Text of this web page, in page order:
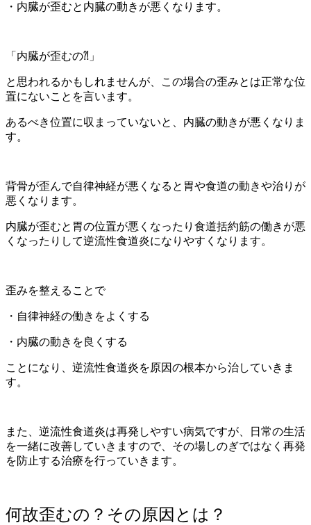
・内臓が歪むと内臓の動きが悪くなります。
「内臓が歪むの⁈」
と思われるかもしれませんが、この場合の歪みとは正常な位
置にないことを言います。
あるべき位置に収まっていないと、内臓の動きが悪くなりま
す。
背骨が歪んで自律神経が悪くなると胃や食道の動きや治りが
悪くなります。
内臓が歪むと胃の位置が悪くなったり食道括約筋の働きが悪
くなったりして逆流性食道炎になりやすくなります。
歪みを整えることで
・自律神経の働きをよくする
・内臓の動きを良くする
ことになり、逆流性食道炎を原因の根本から治していきま
す。
また、逆流性食道炎は再発しやすい病気ですが、日常の生活
を一緒に改善していきますので、その場しのぎではなく再発
を防止する治療を行っていきます。
何故歪むの？その原因とは？